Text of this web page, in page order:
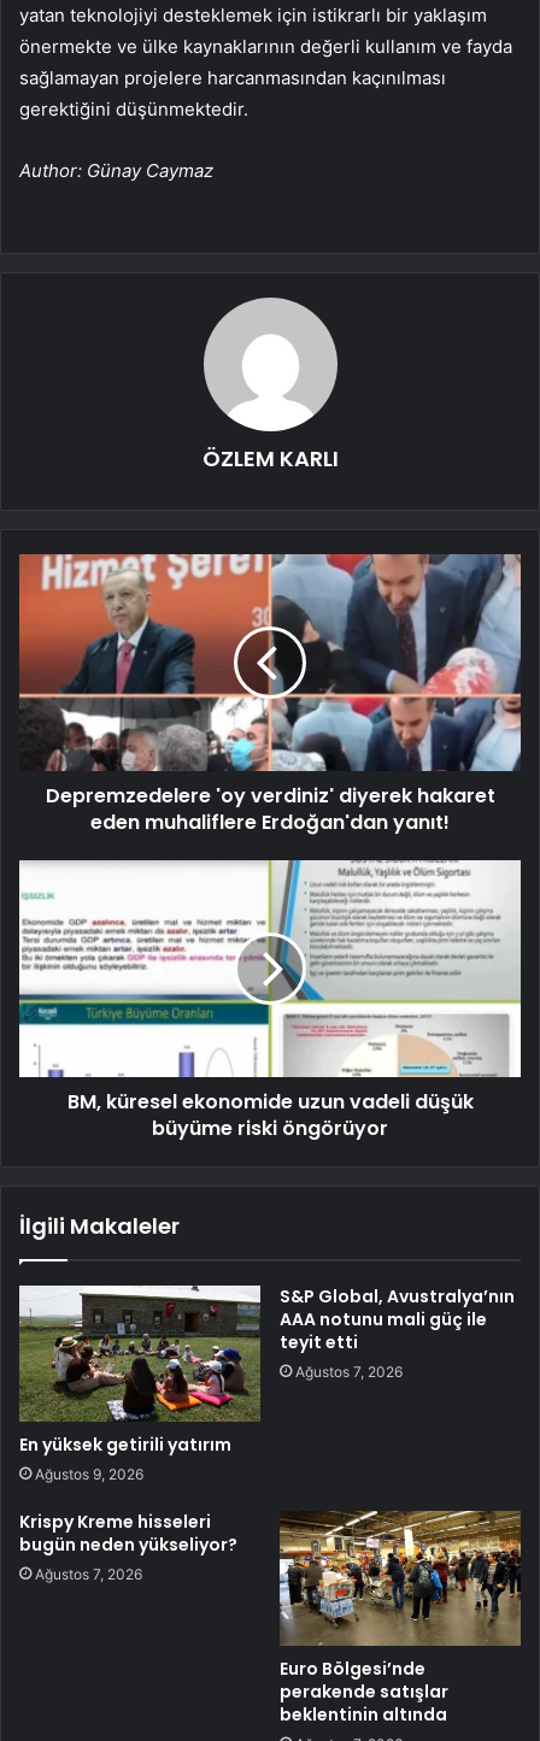
yatan teknolojiyi desteklemek için istikrarlı bir yaklaşım
önermekte ve ülke kaynaklarının değerli kullanım ve fayda
sağlamayan projelere harcanmasından kaçınılması
gerektiğini düşünmektedir.
Author: Günay Caymaz
ÖZLEM KARLI
Depremzedelere 'oy verdiniz' diyerek hakaret
eden muhaliflere Erdoğan'dan yanıt!
BM, küresel ekonomide uzun vadeli düşük
büyüme riski öngörüyor
İlgili Makaleler
En yüksek getirili yatırım
Ağustos 9, 2026
S&P Global, Avustralya’nın
AAA notunu mali güç ile
teyit etti
Ağustos 7, 2026
Krispy Kreme hisseleri
bugün neden yükseliyor?
Ağustos 7, 2026
Euro Bölgesi’nde
perakende satışlar
beklentinin altında